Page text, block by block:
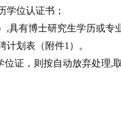
学位认证书；
,具有博士研究生学历或专
计划 表 （附件1）。
证，则按自动放弃处理,